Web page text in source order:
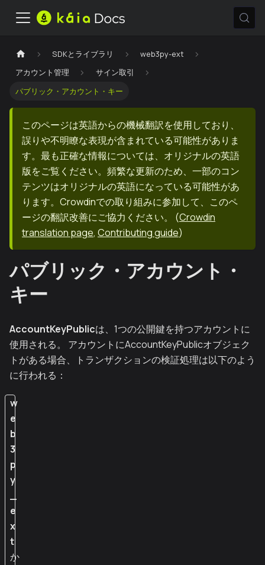
SDKとライブラリ
web3py-ext
アカウント管理
サイン取引
パブリック・アカウント・キー
このページは英語からの機械翻訳を使用しており、
誤りや不明瞭な表現が含まれている可能性がありま
す。最も正確な情報については、オリジナルの英語
版をご覧ください。頻繁な更新のため、一部のコン
テンツはオリジナルの英語になっている可能性があ
ります。Crowdinでの取り組みに参加して、このペ
ージの翻訳改善にご協力ください。
(Crowdin
translation page, Contributing guide)
パブリック・アカウント・
キー
AccountKeyPublicは、1つの公開鍵を持つアカウントに
使用される。 アカウントにAccountKeyPublicオブジェク
トがある場合、トランザクションの検証処理は以下のよう
に行われる：
w
e
b
3
p
y
_
e
x
t
か